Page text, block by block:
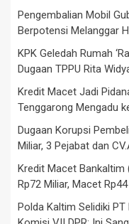
Pengembalian Mobil
Berpotensi Melanggar
KPK Geledah Rumah
Dugaan TPPU Rita
Kredit Macet Jadi
Tenggarong Mengadu
Dugaan Korupsi
Miliar, 3 Pejabat dan
Kredit Macet Bankaltim
Rp72 Miliar, Macet
Polda Kaltim Selidiki